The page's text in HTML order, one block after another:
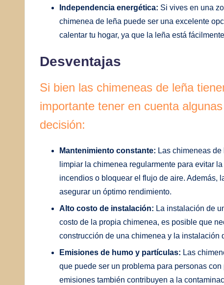
Independencia energética: Si vives en una
chimenea de leña puede ser una excelente
calentar tu hogar, ya que la leña está
Desventajas
Si bien las chimeneas de leña
importante tener en cuenta
decisión:
Mantenimiento constante: Las chimeneas
limpiar la chimenea regularmente para evitar
incendios o bloquear el flujo de aire. Además,
asegurar un óptimo rendimiento.
Alto costo de instalación: La instalación de
costo de la propia chimenea, es posible que
construcción de una chimenea y la instalación
Emisiones de humo y partículas: Las
que puede ser un problema para personas
emisiones también contribuyen a la